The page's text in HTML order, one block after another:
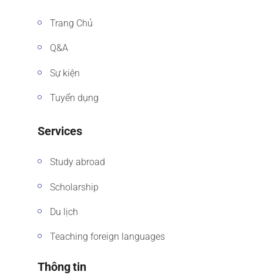
Trang Chủ
Q&A
Sự kiện
Tuyển dụng
Services
Study abroad
Scholarship
Du lịch
Teaching foreign languages
Thông tin